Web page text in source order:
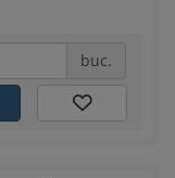
buc.